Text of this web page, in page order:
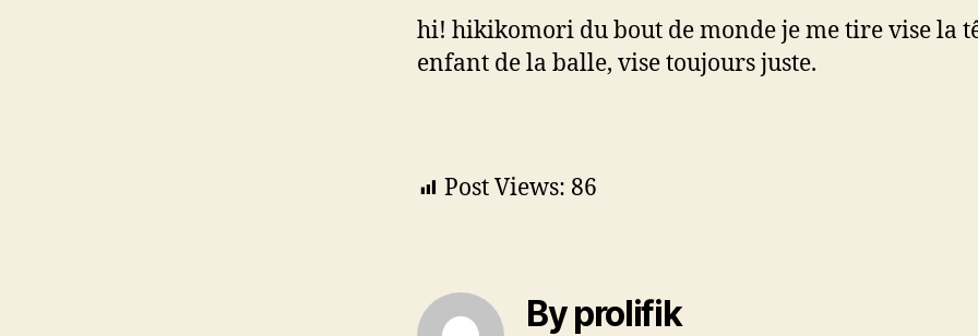
hi! hikikomori du bout de monde je me tire vise la
enfant de la balle, vise toujours juste.
Post Views: 86
By prolifik